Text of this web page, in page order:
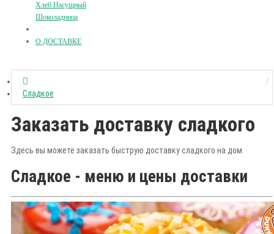
Хлеб Насущный
Шоколадница
О ДОСТАВКЕ
Сладкое
Заказать доставку сладкого
Здесь вы можете заказать быструю доставку сладкого на дом
Сладкое - меню и цены доставки